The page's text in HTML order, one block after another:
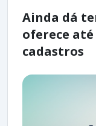
Ainda dá
oferece até
cadastros